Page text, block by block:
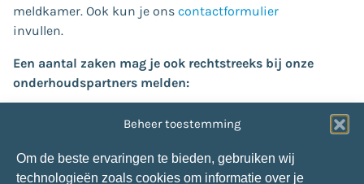
Beheer toestemming
Om de beste ervaringen te bieden, gebruiken wij
technologieën zoals cookies om informatie over je
meldkamer. Ook kun je ons contactformulier
invullen.
Een aantal zaken mag je ook rechtstreeks bij onze
onderhoudspartners melden:
Glasschade:
Snepvangers Glas:088-1660304